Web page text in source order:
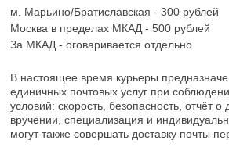
м. Марьино/Братиславская - 300 рублей
Москва в пределах МКАД - 500 рублей
За МКАД - оговаривается отдельно
В настоящее время курьеры
единичных почтовых услуг при
условий: скорость, безопасность, отчёт о
вручении, специализация и
могут также совершать доставку почты